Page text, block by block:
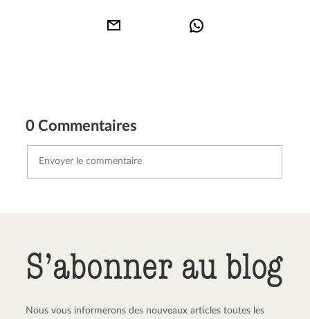
0 Commentaires
S’abonner au blog
Nous vous informerons des nouveaux articles toutes les